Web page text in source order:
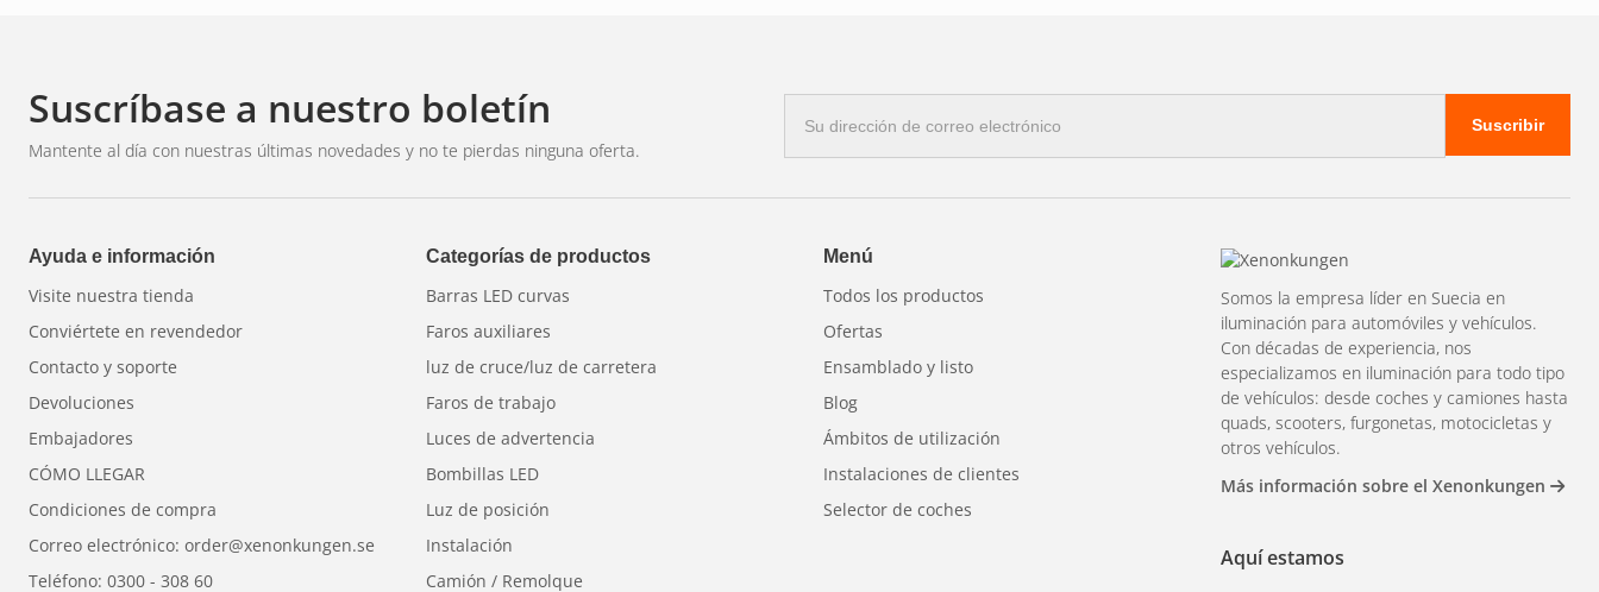
Suscríbase a nuestro boletín
Mantente al día con nuestras últimas novedades y no te pierdas ninguna oferta.
electrónico
Suscribir
Ayuda e información
Visite nuestra tienda
Conviértete en revendedor
Contacto y soporte
Devoluciones
Embajadores
CÓMO LLEGAR
Condiciones de compra
Correo electrónico: order@xenonkungen.se
Teléfono: 0300 - 308 60
Categorías de productos
Barras LED curvas
Faros auxiliares
luz de cruce/luz de carretera
Faros de trabajo
Luces de advertencia
Bombillas LED
Luz de posición
Instalación
Camión / Remolque
Menú
Todos los productos
Ofertas
Ensamblado y listo
Blog
Ámbitos de utilización
Instalaciones de clientes
Selector de coches
Somos la empresa líder en Suecia en
iluminación para automóviles y vehículos.
Con décadas de experiencia, nos
especializamos en iluminación para todo tipo
de vehículos: desde coches y camiones hasta
quads, scooters, furgonetas, motocicletas y
otros vehículos.
Más información sobre el Xenonkungen
Aquí estamos